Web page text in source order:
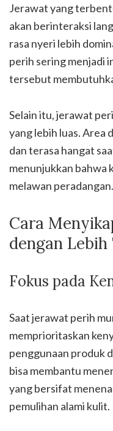
Jerawat yang
akan berinteraksi
rasa nyeri lebih
perih sering menjadi
tersebut
Selain itu, jerawat
yang lebih luas. Area
dan terasa hangat
menunjukkan bahwa
melawan peradangan.
Cara
dengan Lebih
Fokus pada
Saat jerawat perih
memprioritaskan
penggunaan produk
bisa membantu
yang bersifat
pemulihan alami kulit.